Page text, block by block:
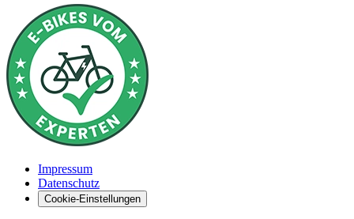
Impressum
Datenschutz
Cookie-Einstellungen